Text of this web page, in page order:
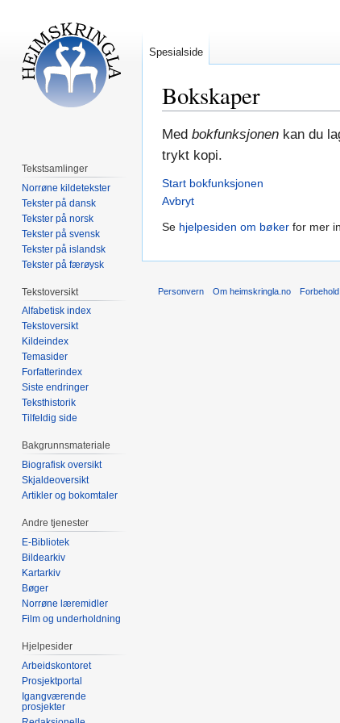
Bokskaper
Hopp
til
Hopp
til
Med bokfunksjonen kan du
trykt kopi.
Start bokfunksjonen
Avbryt
Se hjelpesiden om bøker for mer
Spesialside
Tekstsamlinger
Norrøne kildetekster
Tekster på dansk
Tekster på norsk
Tekster på svensk
Tekster på islandsk
Tekster på færøysk
Tekstoversikt
Alfabetisk index
Tekstoversikt
Kildeindex
Temasider
Forfatterindex
Siste endringer
Teksthistorik
Tilfeldig side
Bakgrunnsmateriale
Biografisk oversikt
Skjaldeoversikt
Artikler og bokomtaler
Andre tjenester
E-Bibliotek
Bildearkiv
Kartarkiv
Bøger
Norrøne læremidler
Film og underholdning
Hjelpesider
Arbeidskontoret
Prosjektportal
Igangværende
prosjekter
Personvern Om heimskringla.no Forbehold